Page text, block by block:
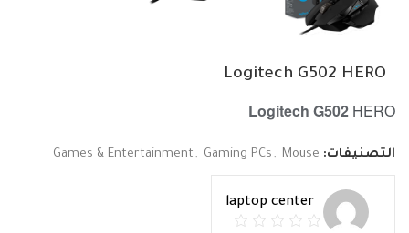
Logitech G502 HERO
Logitech G502 HERO
التصنيفات: Games & Entertainment , Gaming PCs , Mouse
laptop center